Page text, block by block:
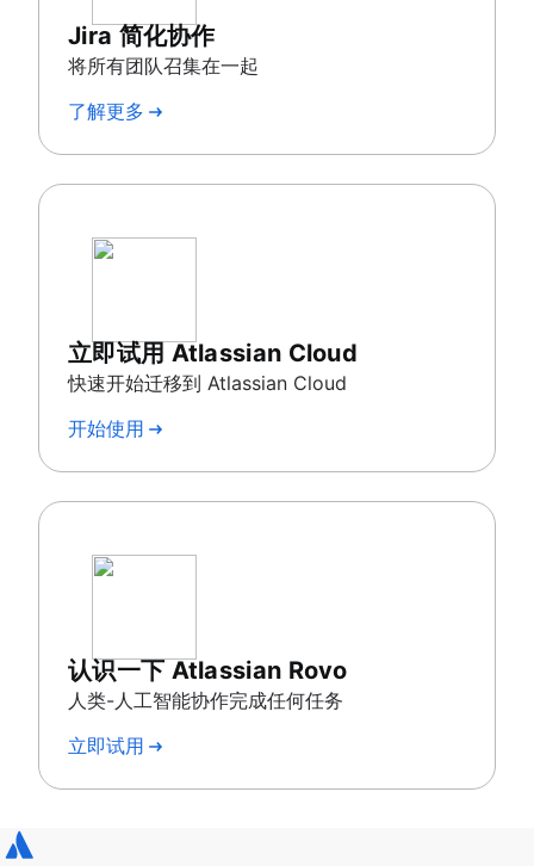
Jira 简化协作
将所有团队召集在一起
了解更多
立即试用 Atlassian Cloud
快速开始迁移到 Atlassian Cloud
开始使用
认识一下 Atlassian Rovo
人类-人工智能协作完成任何任务
立即试用